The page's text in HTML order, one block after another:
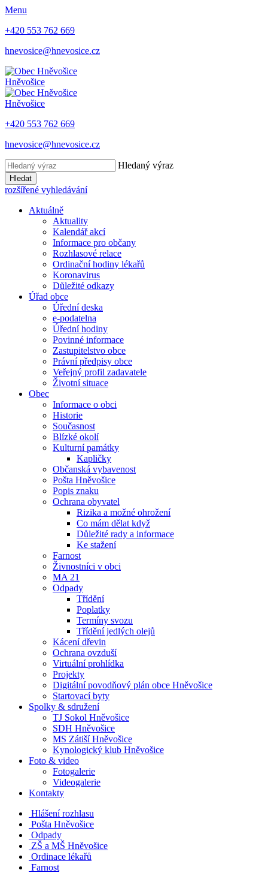
Menu
+420 553 762 669
hnevosice@hnevosice.cz
Hněvošice
Hněvošice
+420 553 762 669
hnevosice@hnevosice.cz
Hledaný výraz
Hledat
rozšířené vyhledávání
Aktuálně
Aktuality
Kalendář akcí
Informace pro občany
Rozhlasové relace
Ordinační hodiny lékařů
Koronavirus
Důležité odkazy
Úřad obce
Úřední deska
e-podatelna
Úřední hodiny
Povinné informace
Zastupitelstvo obce
Právní předpisy obce
Veřejný profil zadavatele
Životní situace
Obec
Informace o obci
Historie
Současnost
Blízké okolí
Kulturní památky
Kapličky
Občanská vybavenost
Pošta Hněvošice
Popis znaku
Ochrana obyvatel
Rizika a možné ohrožení
Co mám dělat když
Důležité rady a informace
Ke stažení
Farnost
Živnostníci v obci
MA 21
Odpady
Třídění
Poplatky
Termíny svozu
Třídění jedlých olejů
Kácení dřevin
Ochrana ovzduší
Virtuální prohlídka
Projekty
Digitální povodňový plán obce Hněvošice
Startovací byty
Spolky & sdružení
TJ Sokol Hněvošice
SDH Hněvošice
MS Zátiší Hněvošice
Kynologický klub Hněvošice
Foto & video
Fotogalerie
Videogalerie
Kontakty
Hlášení rozhlasu
Pošta Hněvošice
Odpady
ZŠ a MŠ Hněvošice
Ordinace lékařů
Farnost